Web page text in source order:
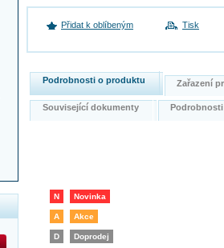
Přidat k oblíbeným Tisk
Podrobnosti o produktu Zařazení
Související dokumenty
N Novinka
A Akce
D Doprodej